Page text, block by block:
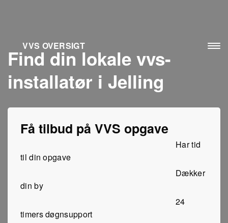
VVS OVERSIGT
Find din lokale vvs-
installatør i Jelling
Få tilbud på VVS opgave
Har tid
til din opgave
Dækker
din by
24
timers døgnsupport